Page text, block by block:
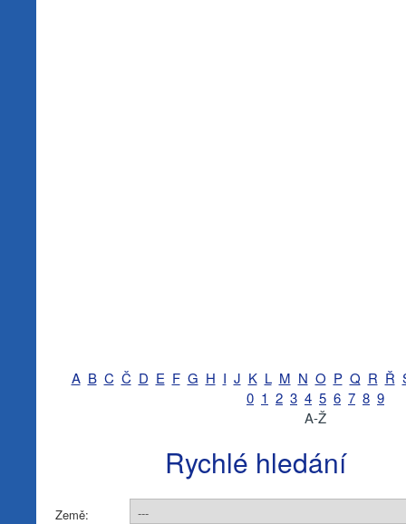
A B C Č D E F G H I J K L M N O P Q R Ř
0 1 2 3 4 5 6 7 8 9
A-Ž
Rychlé hledání
Země: